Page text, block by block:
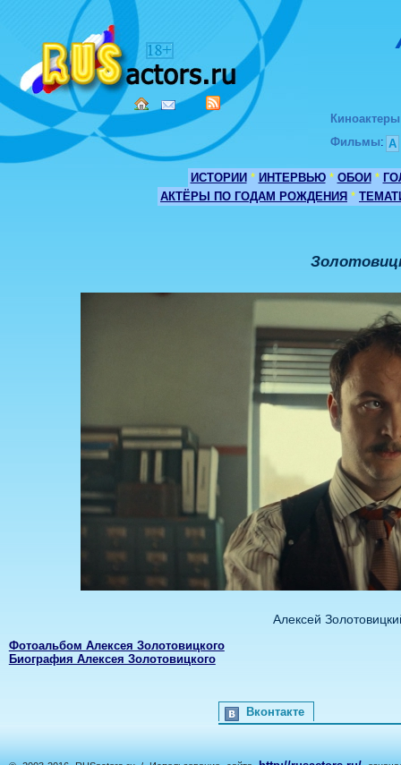
Киноактеры
Фильмы: А
ИСТОРИИ * ИНТЕРВЬЮ * ОБОИ *
АКТЁРЫ ПО ГОДАМ РОЖДЕНИЯ *
Алексей
Фотоальбом Алексея Золотовицкого
Биография Алексея Золотовицкого
Вконтакте